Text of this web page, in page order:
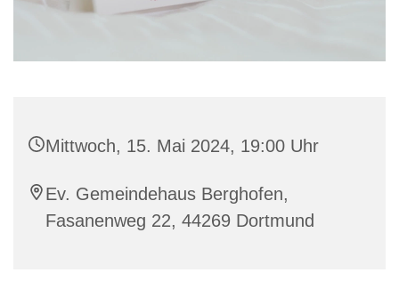
Mittwoch, 15. Mai 2024, 19:00 Uhr
Ev. Gemeindehaus Berghofen,
Fasanenweg 22, 44269 Dortmund